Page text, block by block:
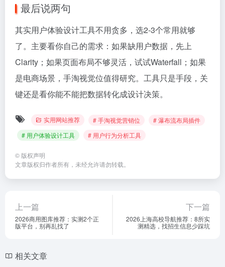
最后说两句
其实用户体验设计工具不用贪多，选2-3个常用就够
了。主要看你自己的需求：如果缺用户数据，先上
Clarity；如果页面布局不够灵活，试试Waterfall；如果
是电商场景，手淘视觉位值得研究。工具只是手段，关
键还是看你能不能把数据转化成设计决策。
实用网站推荐 # 手淘视觉营销位
# 瀑布流布局插件
# 用户体验设计工具
# 用户行为分析工具
© 版权声明
文章版权归作者所有，未经允许请勿转载。
上一篇
2026商用图库推荐：实测2个正
版平台，别再乱找了
下一篇
2026上海高校导航推荐：8所实
测精选，找招生信息少踩坑
相关文章